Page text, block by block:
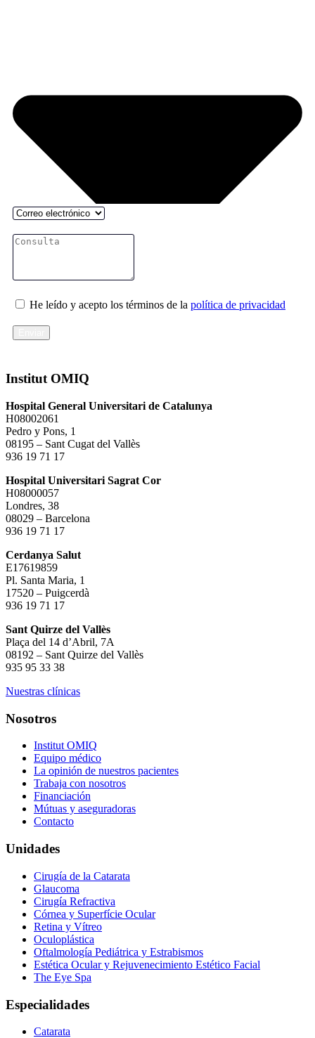
He leído y acepto los términos de la política de privacidad
Institut OMIQ
Hospital General Universitari de Catalunya
H08002061
Pedro y Pons, 1
08195 – Sant Cugat del Vallès
936 19 71 17
Hospital Universitari Sagrat Cor
H08000057
Londres, 38
08029 – Barcelona
936 19 71 17
Cerdanya Salut
E17619859
Pl. Santa Maria, 1
17520 – Puigcerdà
936 19 71 17
Sant Quirze del Vallès
Plaça del 14 d’Abril, 7A
08192 – Sant Quirze del Vallès
935 95 33 38
Nuestras clínicas
Nosotros
Institut OMIQ
Equipo médico
La opinión de nuestros pacientes
Trabaja con nosotros
Financiación
Mútuas y aseguradoras
Contacto
Unidades
Cirugía de la Catarata
Glaucoma
Cirugía Refractiva
Córnea y Superfície Ocular
Retina y Vítreo
Oculoplástica
Oftalmología Pediátrica y Estrabismos
Estética Ocular y Rejuvenecimiento Estético Facial
The Eye Spa
Especialidades
Catarata